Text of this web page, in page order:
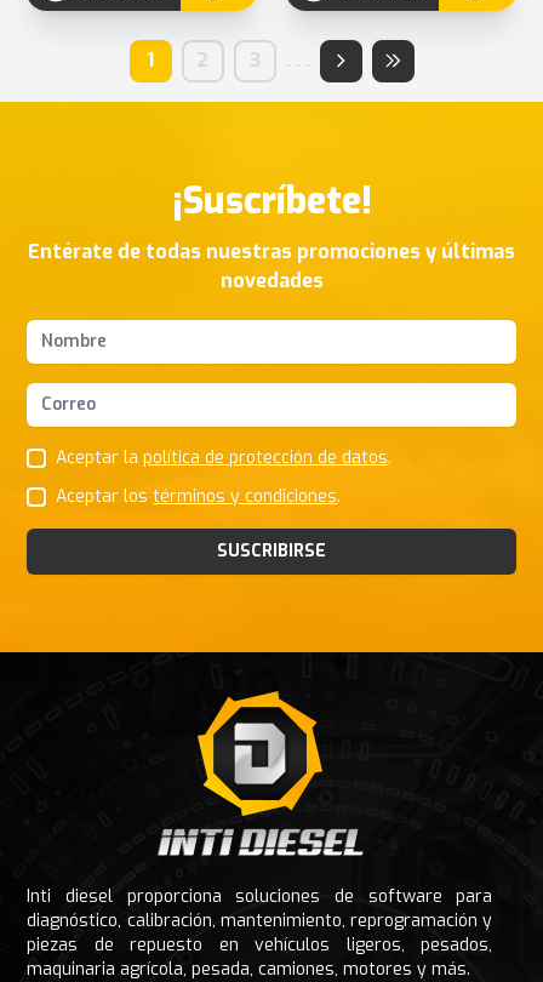
1 2 3 . . .
¡Suscríbete!
Entérate de todas nuestras promociones y últimas
novedades
Nombres y apellidos
Correo Electrónico
Aceptar lapolítica de protección de datos.
Aceptar lostérminos y condiciones.
SUSCRIBIRSE
Inti diesel proporciona soluciones de software para
diagnóstico, calibración, mantenimiento, reprogramación y
piezas de repuesto en vehículos ligeros, pesados,
maquinaria agrícola, pesada, camiones, motores y más.